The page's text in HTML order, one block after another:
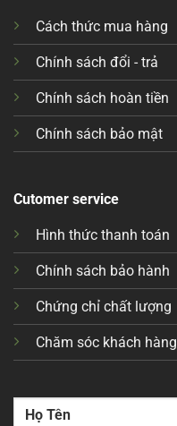
Cách thức mua hàng
Chính sách đổi - trả
Chính sách hoàn tiền
Chính sách bảo mật
Cutomer service
Hình thức thanh toán
Chính sách bảo hành
Chứng chỉ chất lượng
Chăm sóc khách hàng